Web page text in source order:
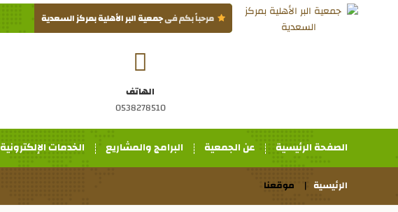
مرحباً بكم فىجمعية البر الأهلية بمركز السعدية
الهاتف
0538278510
الصفحة الرئيسية عن الجمعية البرامج والمشاريع الخدمات الإلكترونية
الرئيسية موقعنا